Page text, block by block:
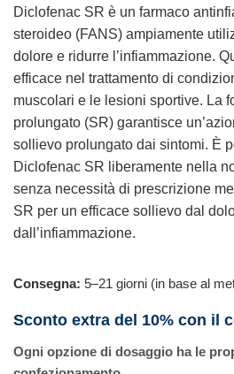
Diclofenac SR è un farmaco
steroideo (FANS) ampiamente
dolore e ridurre l’infiammazione.
efficace nel trattamento di
muscolari e le lesioni sportive. La
prolungato (SR) garantisce
sollievo prolungato dai sintomi. È
Diclofenac SR liberamente nella
senza necessità di prescrizione
SR per un efficace sollievo dal
dall’infiammazione.
Consegna: 5–21 giorni (in base al
Sconto extra del 10% con il
Ogni opzione di dosaggio ha le